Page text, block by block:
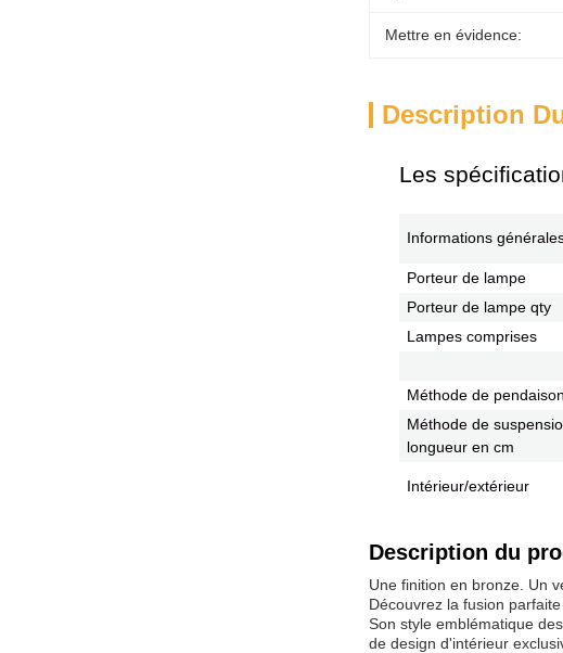
Mettre en évidence:
Description
Les
Informations
Porteur de lampe
Porteur de lampe qty
Lampes comprises
Méthode de pendaison
Méthode de
longueur en cm
Intérieur/extérieur
Description du
Une finition en bronze. Un
Découvrez la fusion
Son style emblématique
de design d'intérieur